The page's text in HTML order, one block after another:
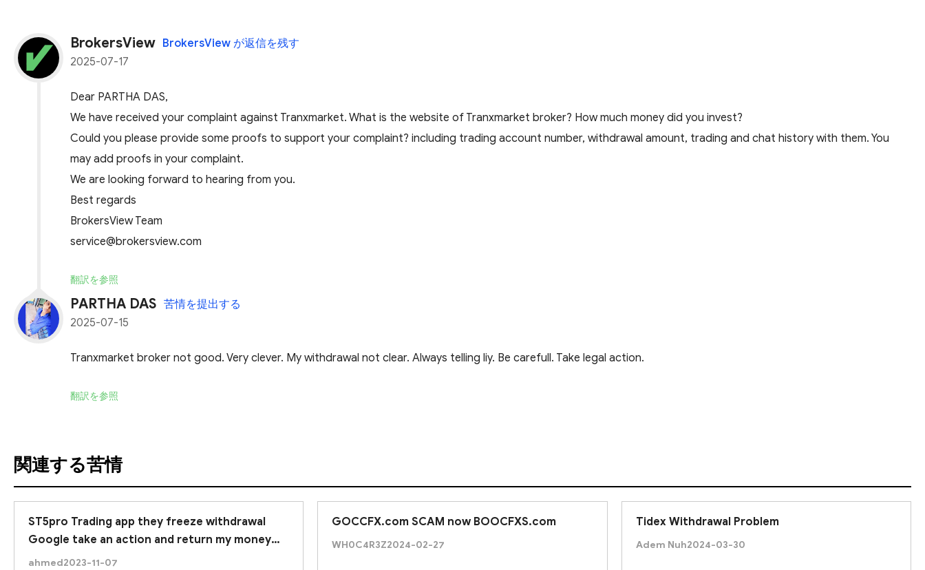
BrokersView BrokersView が返信を残す
2025-07-17
Dear PARTHA DAS,
We have received your complaint against Tranxmarket. What is the website of Tranxmarket broker? How much money did you invest?
Could you please provide some proofs to support your complaint? including trading account number, withdrawal amount, trading and chat history with them. You
may add proofs in your complaint.
We are looking forward to hearing from you.
Best regards
BrokersView Team
service@brokersview.com
翻訳を参照
PARTHA DAS 苦情を提出する
2025-07-15
Tranxmarket broker not good. Very clever. My withdrawal not clear. Always telling liy. Be carefull. Take legal action.
翻訳を参照
関連する苦情
ST5pro Trading app they freeze withdrawal
Google take an action and return my money
due to google approved this application.
ahmed2023-11-07
GOCCFX.com SCAM now BOOCFXS.com
WH0C4R3Z2024-02-27
Tidex Withdrawal Problem
Adem Nuh2024-03-30